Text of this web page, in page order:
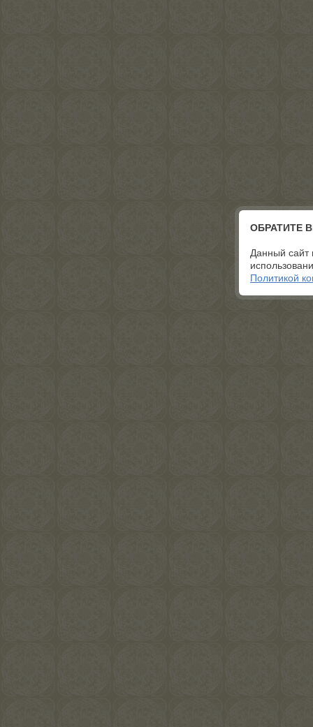
ОБРАТИТЕ
Данный сайт
Политикой